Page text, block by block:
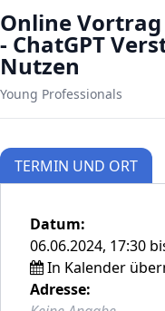
Online Vortrag
- ChatGPT
Nutzen
Young Professionals
TERMIN UND ORT
Datum:
06.06.2024, 17:30
In Kalender
Adresse: